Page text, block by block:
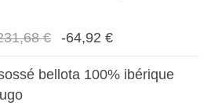
€ -64,92 €
bellota 100% ibérique